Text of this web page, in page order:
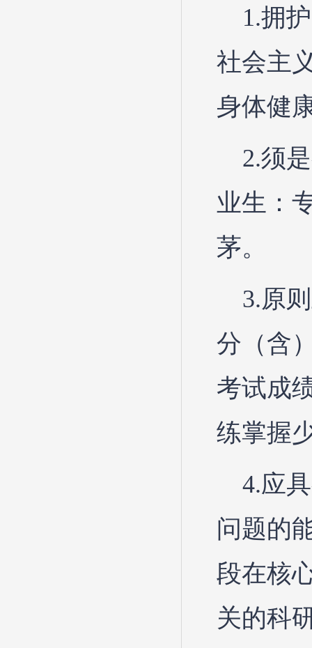
1.拥
社会主
身体健
2.须
业生：
茅。
3.原
分（含
考试成
练掌握
4.应
问题的
段在核
关的科